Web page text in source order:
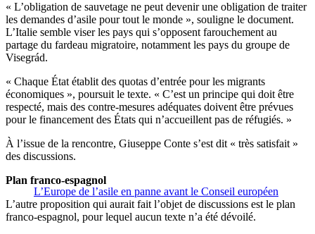
« L’obligation de sauvetage ne peut devenir une obligation de traiter
les demandes d’asile pour tout le monde », souligne le document.
L’Italie semble viser les pays qui s’opposent farouchement au
partage du fardeau migratoire, notamment les pays du groupe de
Visegrád.
« Chaque État établit des quotas d’entrée pour les migrants
économiques », poursuit le texte. « C’est un principe qui doit être
respecté, mais des contre-mesures adéquates doivent être prévues
pour le financement des États qui n’accueillent pas de réfugiés. »
À l’issue de la rencontre, Giuseppe Conte s’est dit « très satisfait »
des discussions.
L’Europe de l’asile en panne avant le Conseil européen
Plan franco-espagnol
L’autre proposition qui aurait fait l’objet de discussions est le plan
franco-espagnol, pour lequel aucun texte n’a été dévoilé.